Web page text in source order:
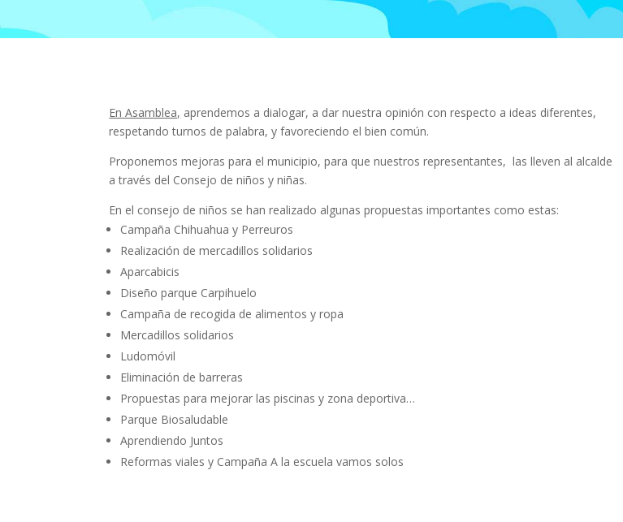
En Asamblea, aprendemos a dialogar, a dar nuestra opinión con respecto a ideas diferentes,
respetando turnos de palabra, y favoreciendo el bien común.
Proponemos mejoras para el municipio, para que nuestros representantes, las lleven al alcalde
a través del Consejo de niños y niñas.
En el consejo de niños se han realizado algunas propuestas importantes como estas:
Campaña Chihuahua y Perreuros
Realización de mercadillos solidarios
Aparcabicis
Diseño parque Carpihuelo
Campaña de recogida de alimentos y ropa
Mercadillos solidarios
Ludomóvil
Eliminación de barreras
Propuestas para mejorar las piscinas y zona deportiva…
Parque Biosaludable
Aprendiendo Juntos
Reformas viales y Campaña A la escuela vamos solos